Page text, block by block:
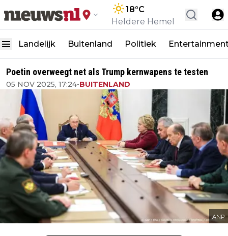
18°C
Heldere Hemel
Landelijk Buitenland Politiek
Poetin overweegt net als Trump kernwapens te testen
05 NOV 2025, 17:24•BUITENLAND
ANP